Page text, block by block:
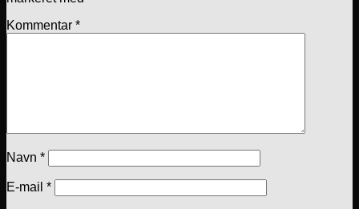
Kommentar *
Navn *
E-mail *